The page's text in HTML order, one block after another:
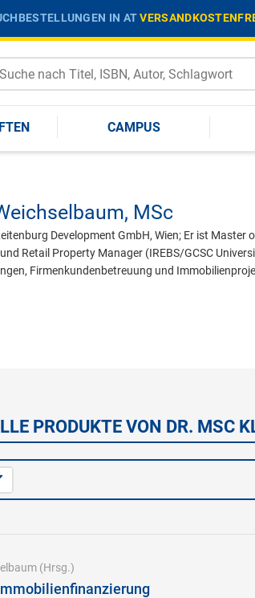
IN AT
CAMPUS
MSc
Development GmbH, Wien; Er ist
Retail Property Manager (IREBS/GCSC
Firmenkundenbetreuung und
PRODUKTE VON DR. MSC
(Hrsg.)